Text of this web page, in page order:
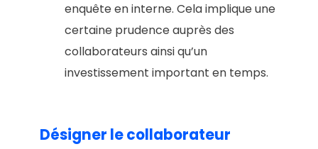
enquête en interne. Cela implique une
certaine prudence auprès des
collaborateurs ainsi qu’un
investissement important en temps.
Désigner le collaborateur